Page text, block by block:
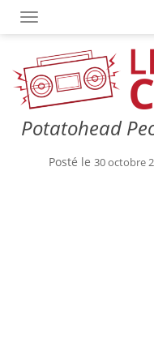
OUVRIR/FERMER LA
Potatohead
Posté le 30 octobre